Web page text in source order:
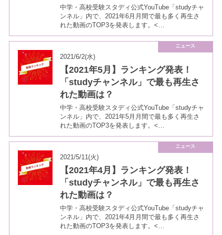
中学・高校受験スタディ公式YouTube「studyチャ
ンネル」内で、2021年6月月間で最も多く再生さ
れた動画のTOP3を発表します。<…
ニュース
2021/6/2(水)
【2021年5月】ランキング発表！
「studyチャンネル」で最も再生さ
れた動画は？
中学・高校受験スタディ公式YouTube「studyチャ
ンネル」内で、2021年5月月間で最も多く再生さ
れた動画のTOP3を発表します。<…
ニュース
2021/5/11(火)
【2021年4月】ランキング発表！
「studyチャンネル」で最も再生さ
れた動画は？
中学・高校受験スタディ公式YouTube「studyチャ
ンネル」内で、2021年4月月間で最も多く再生さ
れた動画のTOP3を発表します。<…